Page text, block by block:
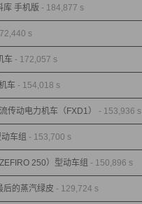
库 手机版 - 184,877 s
s
车 - 172,057 s
车 - 154,018 s
传动电力机车（FXD1） - 153,936 s
车组 - 153,700 s
250）型动车组 - 150,896 s
后的蒸汽绿皮 - 129,724 s